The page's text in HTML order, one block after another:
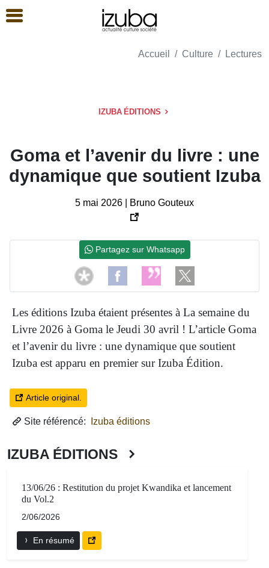
Accueil Culture Lectures
IZUBA ÉDITIONS
Goma et l’avenir du livre : une
dynamique que soutient Izuba
5 mai 2026 | Bruno Gouteux
Les éditions Izuba étaient présentes à La semaine du
Livre 2026 à Goma le Jeudi 30 avril ! L’article Goma
et l’avenir du livre : une dynamique que soutient
Izuba est apparu en premier sur Izuba Édition.
Article original.
Site référencé: Izuba éditions
IZUBA ÉDITIONS
13/06/26 : Restitution du projet Kwandika et lancement
du Vol.2
2/06/2026
En résumé
Partagez sur Whatsapp